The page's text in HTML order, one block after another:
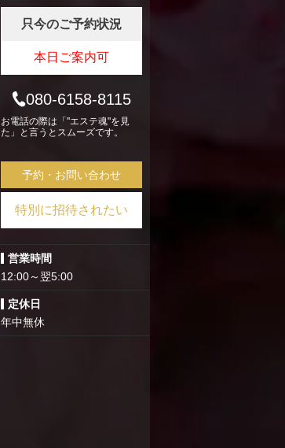
只今のご予約状況
本日ご案内可
080-6158-8115
お電話の際は「"エステ魂"を見
た」と言うとスムーズです。
予約・お問い合わせ
特別に招待されたい
営業時間
12:00～翌5:00
定休日
年中無休